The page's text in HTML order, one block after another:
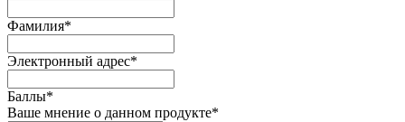
Фамилия*
Электронный адрес*
Баллы*
Ваше мнение о данном продукте*